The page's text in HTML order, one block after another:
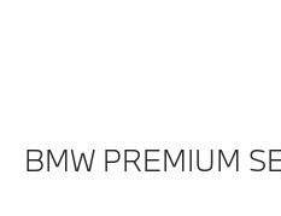
BMW PREMIUM